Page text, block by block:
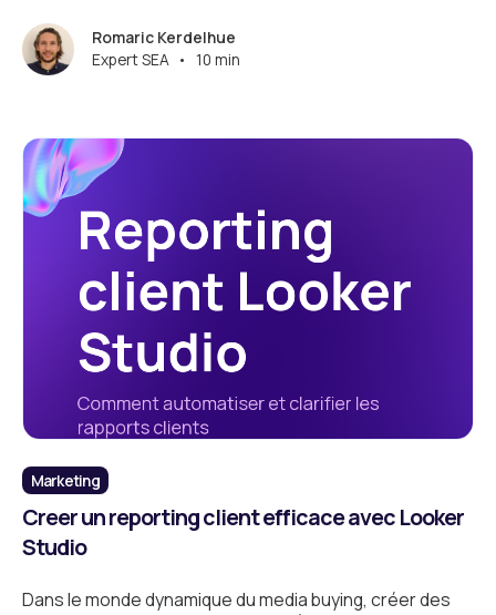
Romaric Kerdelhue
Expert SEA • 10 min
Marketing
Creer un reporting client efficace avec Looker
Studio
Dans le monde dynamique du media buying, créer des